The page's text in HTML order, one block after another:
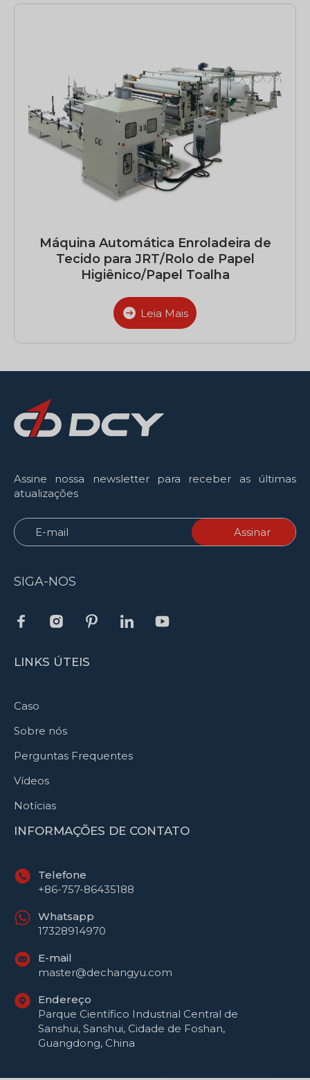
Máquina Automática Enroladeira de
Tecido para JRT/Rolo de Papel
Higiênico/Papel Toalha
Leia Mais
Assine nossa newsletter para receber as últimas
atualizações
SIGA-NOS
LINKS ÚTEIS
Caso
Sobre nós
Perguntas Frequentes
Vídeos
Notícias
INFORMAÇÕES DE CONTATO
Telefone
+86-757-86435188
Whatsapp
17328914970
E-mail
master@dechangyu.com
Endereço
Parque Científico Industrial Central de
Sanshui, Sanshui, Cidade de Foshan,
Guangdong, China
English
العربية
Русский